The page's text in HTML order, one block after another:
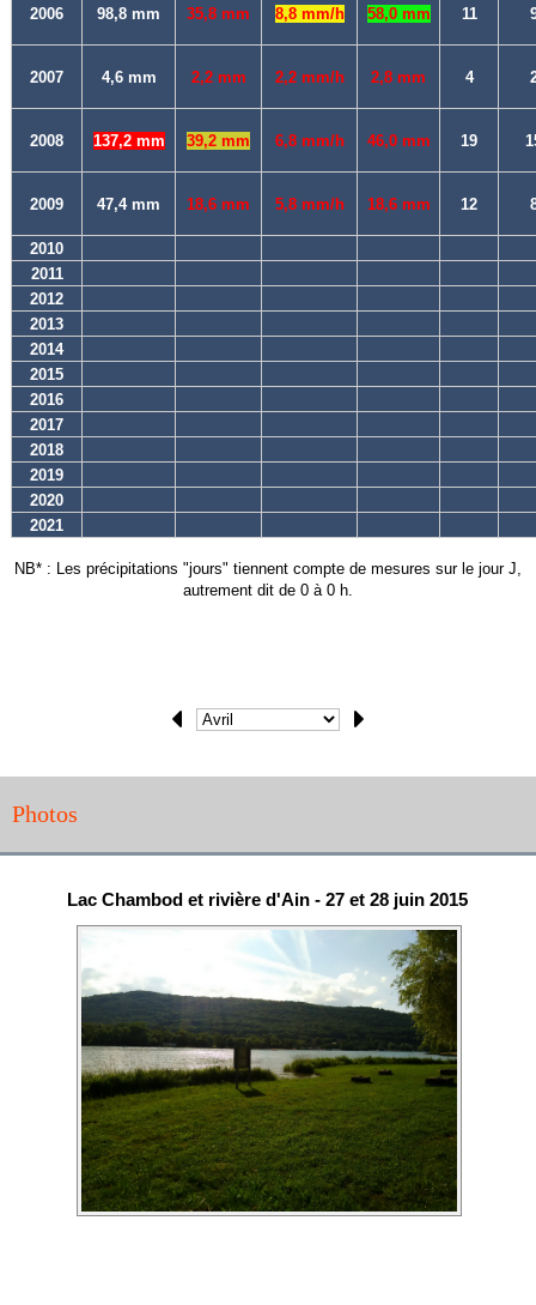
2006 98,8 mm 35,8 mm 8,8 mm/h 58,0 mm 11
2007 4,6 mm 2,2 mm 2,2 mm/h 2,8 mm 4
2008 137,2 mm 39,2 mm 6,8 mm/h 46,0 mm 19
2009 47,4 mm 18,6 mm 5,8 mm/h 18,6 mm 12
2010
2011
2012
2013
2014
2015
2016
2017
2018
2019
2020
2021
NB* : Les précipitations "jours" tiennent compte de mesures sur le jour J,
autrement dit de 0 à 0 h.
Photos
Lac Chambod et rivière d'Ain - 27 et 28 juin 2015